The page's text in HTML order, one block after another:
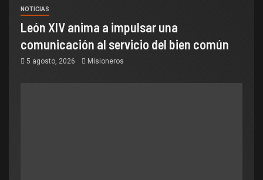
NOTICIAS
León XIV anima a impulsar una
comunicación al servicio del bien común
5 agosto, 2026 Misioneros